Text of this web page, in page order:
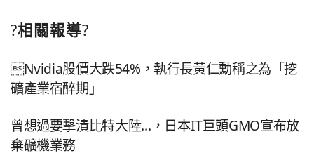
?相關報導?
Nvidia股價大跌54%，執行長黃仁勳稱之為「挖
礦產業宿醉期」
曾想過要擊潰比特大陸…，日本IT巨頭GMO宣布放
棄礦機業務